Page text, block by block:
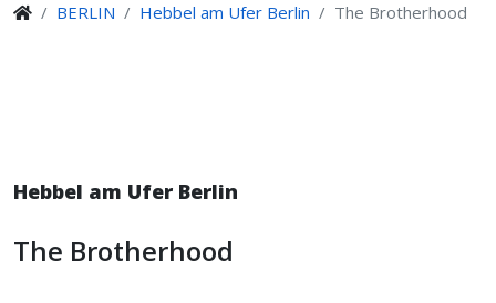
BERLIN Hebbel am Ufer Berlin The Brotherhood
Hebbel am Ufer Berlin
The Brotherhood